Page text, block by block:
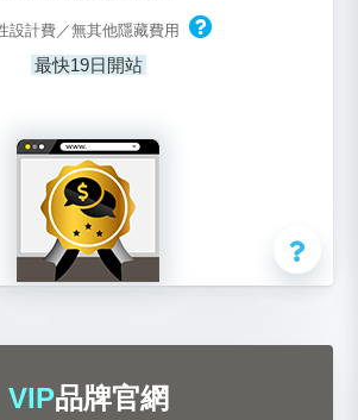
設計費／無其他隱藏費用
最快19日開站
VIP品牌官網